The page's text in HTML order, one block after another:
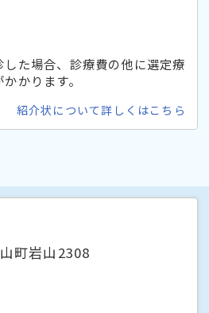
た場合、診療費の他に選定療
かります。
紹介状について詳しくはこちら
町岩山2308